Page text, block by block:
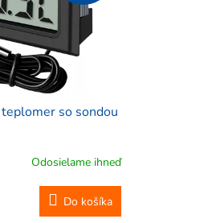
so sondou
Odosielame ihneď
Do košíka